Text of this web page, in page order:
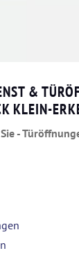
&
KLEIN-
-